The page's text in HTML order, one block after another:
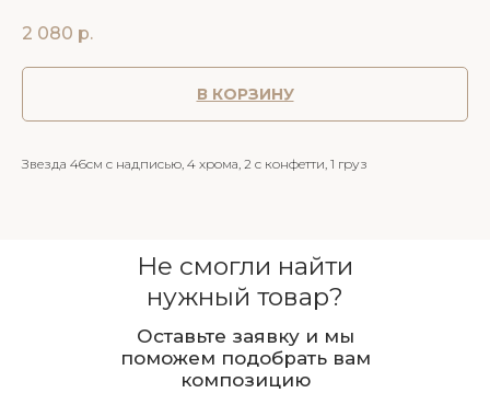
2 080 р.
В КОРЗИНУ
Звезда 46см с надписью, 4 хрома, 2 с конфетти, 1 груз
Не смогли найти
нужный товар?
Оставьте заявку и мы
поможем подобрать вам
композицию